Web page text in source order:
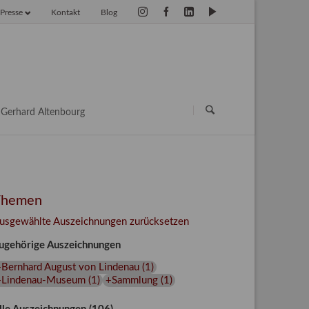
Blog
Kontakt
Presse
Gerhard Altenbourg
Auszeichnungen zurücksetzen
Auszeichnungen
August von Lindenau(1 )
Museum(1 ) +Sammlung(1 )